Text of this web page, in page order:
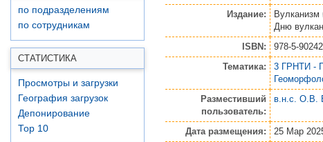
по подразделениям
по сотрудникам
СТАТИСТИКА
Просмотры и загрузки
География загрузок
Депонирование
Top 10
Издание:
Вулканизм
Дню
ISBN:
978-5-
Тематика:
3 ГРНТИ -
Разместивший
пользователь:
в.н.с. О.В.
Дата размещения:
25 Мар